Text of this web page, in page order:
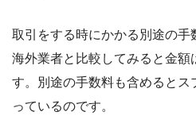
取引をする時にかかる別途の
海外業者と比較してみると金額
す。別途の手数料も含めるとス
っているのです。